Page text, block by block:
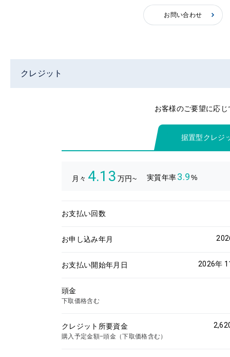
お問い合わせ
クレジット
お客様のご要望に応
据置型クレジ
月々 4.13 万円~ 実質年率3.9 %
お支払い回数
お申し込み年月
お支払い開始年月日 2026年
頭金
下取価格含む
クレジット所要資金
購入予定金額−頭金（下取価格含む）